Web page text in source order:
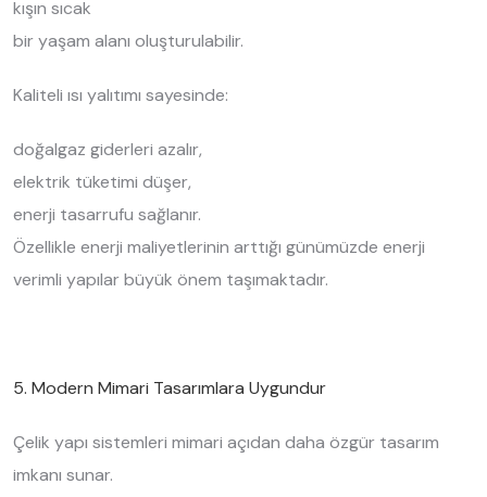
kışın sıcak
bir yaşam alanı oluşturulabilir.
Kaliteli ısı yalıtımı sayesinde:
doğalgaz giderleri azalır,
elektrik tüketimi düşer,
enerji tasarrufu sağlanır.
Özellikle enerji maliyetlerinin arttığı günümüzde enerji
verimli yapılar büyük önem taşımaktadır.
5. Modern Mimari Tasarımlara Uygundur
Çelik yapı sistemleri mimari açıdan daha özgür tasarım
imkanı sunar.